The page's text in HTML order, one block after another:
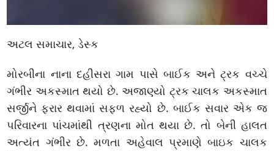
અટલ સમાચાર, ડેસ્ક
મોરબીના નાના દહીસરા ગામ પાસે બાઈક અને ટ્રક વચ્ચે
ગંભીર અકસ્માત થયો છે. અજાણ્યો ટ્રક ચાલક અકસ્માત
સર્જીને ફરાર થવામાં સફળ રહ્યો છે. બાઈક સવાર એક જ
પરિવારના પાંચમાંથી ત્રણના મોત થયા છે. તો બેની હાલત
અત્યંત ગંભીર છે. મળતા અહેવાલ પ્રમાણે બાઇક ચાલક